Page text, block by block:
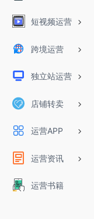
短视频运营
跨境运营
独立站运营
店铺转卖
运营APP
运营资讯
运营书籍